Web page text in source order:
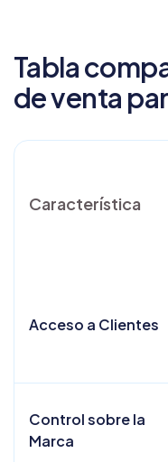
Tabla
de venta
Característica
Acceso a Clientes
Control sobre la
Marca